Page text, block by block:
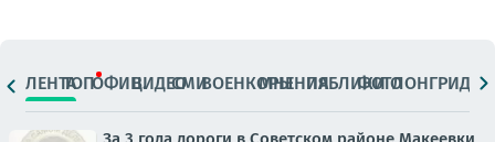
ЛЕНТАТОПОФИЦ.ВИДЕОСМИВОЕНКОРЫМНЕНИЯПАБЛИКИ
ФОТОЛОНГРИДЫ